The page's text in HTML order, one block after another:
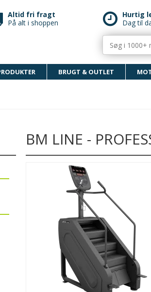
Altid fri fragt
På alt i shoppen
Hurtig
Dag til
BRUGT & OUTLET
BM LINE -